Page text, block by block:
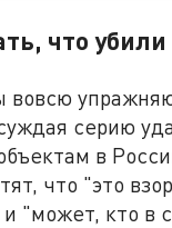
что
вовсю
серию
в
что "это
"может, кто в